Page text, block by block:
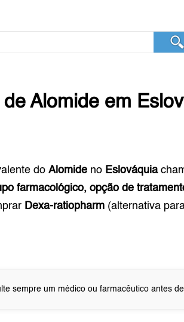
deAlomide em
doAlomide no Eslováquia
farmacológico, opção de
Dexa-ratiopharm (alternativa
sempre um médico ou farmacêutico antes